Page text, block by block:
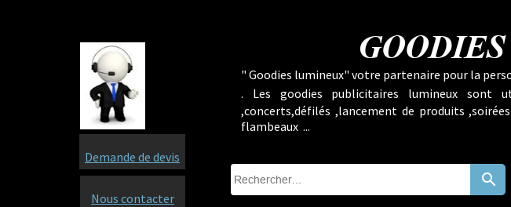
Demande de devis
Nous contacter
" Goodies lumineux" votre partenaire pour la
. Les goodies publicitaires lumineux sont
,concerts,défilés ,lancement de produits
flambeaux ...
search